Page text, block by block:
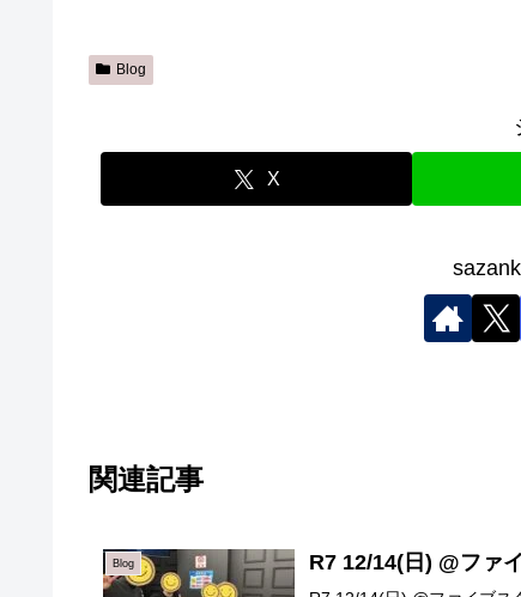
Blog
X
関連記事
Blog R7 12/14(日) @ファ